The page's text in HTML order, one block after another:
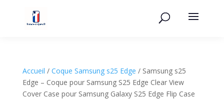
Accueil / Coque Samsung s25 Edge / Samsung s25
Edge – Coque pour Samsung S25 Edge Clear View
Cover Case pour Samsung Galaxy S25 Edge Flip Case